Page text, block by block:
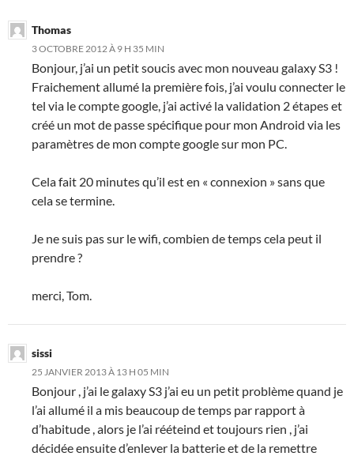
Thomas
3 OCTOBRE 2012 À 9 H 35 MIN
Bonjour, j’ai un petit soucis avec mon nouveau galaxy S3 !
Fraichement allumé la première fois, j’ai voulu connecter le
tel via le compte google, j’ai activé la validation 2 étapes et
créé un mot de passe spécifique pour mon Android via les
paramètres de mon compte google sur mon PC.
Cela fait 20 minutes qu’il est en « connexion » sans que
cela se termine.
Je ne suis pas sur le wifi, combien de temps cela peut il
prendre ?
merci, Tom.
sissi
25 JANVIER 2013 À 13 H 05 MIN
Bonjour , j’ai le galaxy S3 j’ai eu un petit problème quand je
l’ai allumé il a mis beaucoup de temps par rapport à
d’habitude , alors je l’ai rééteind et toujours rien , j’ai
décidée ensuite d’enlever la batterie et de la remettre